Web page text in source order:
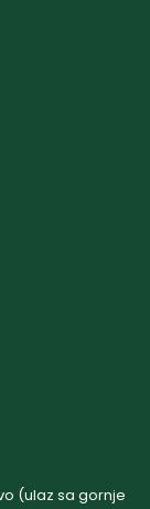
(ulaz sa gornje